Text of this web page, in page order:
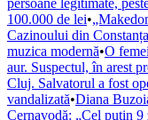
persoane legitimate,
100.000 de lei•
Cazinoului din
muzica modernă•O
aur. Suspectul, în arest
Cluj. Salvatorul a fost
vandalizată•Diana
Cernavodă: „Cel puțin 9